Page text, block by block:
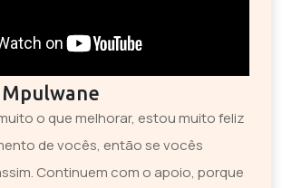
o que melhorar, estou muito feliz
de vocês, então se vocês
Continuem com o apoio, porque